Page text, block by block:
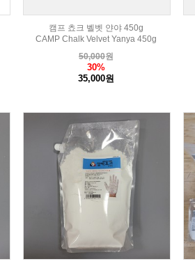
캠프 쵸크 벨벳 얀야 450g
CAMP Chalk Velvet Yanya 450g
50,000원
30%
35,000원